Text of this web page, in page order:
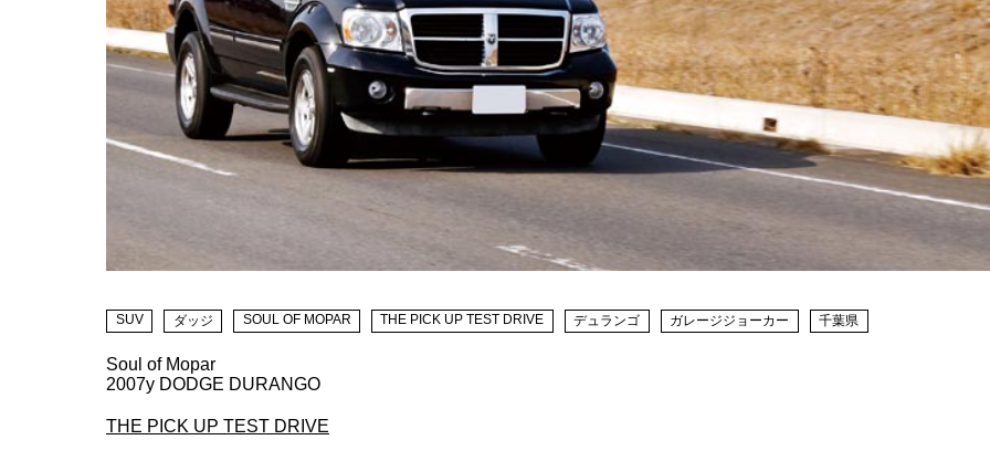
SUV ダッジ SOUL OF MOPAR THE PICK UP TEST DRIVE デュランゴ ガレージジョーカー 千葉県
Soul of Mopar
2007y DODGE DURANGO
THE PICK UP TEST DRIVE